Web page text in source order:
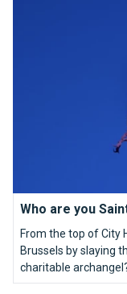
Who are you
From the top of City
Brussels by slaying
charitable